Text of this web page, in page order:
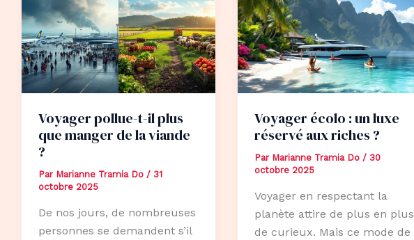
Voyager pollue-t-il plus
que manger de la viande
?
Par Marianne Tramia Do / 31
octobre 2025
De nos jours, de nombreuses
personnes se demandent s’il
Voyager écolo : un luxe
réservé aux riches ?
Par Marianne Tramia Do / 30
octobre 2025
Voyager en respectant la
planète attire de plus en plus
de curieux. Mais ce mode de